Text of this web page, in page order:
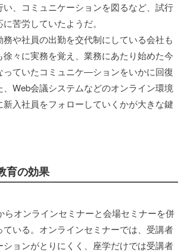
、コミュニケーションを図るなど、試行
苦労していたようだ。
務や社員の出勤を交代制にしている会社も
々に実務を覚え、業務にあたり始めた今
っていたコミュニケ―ションをいかに回復
、Web会議システムなどのオンライン環境
入社員をフォローしていくかが大きな鍵
育の効果
らオンラインセミナーと会場セミナーを併
ている。オンラインセミナーでは、受講者
ションがとりにくく、座学だけでは受講者